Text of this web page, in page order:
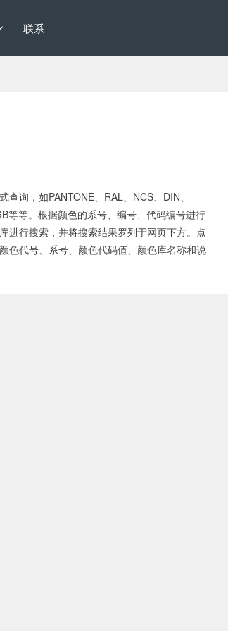
联系
询，如PANTONE、RAL、NCS、DIN、
等等。根据颜色的系号、编号、代码编号进行
进行搜索，并将搜索结果罗列于网页下方。点
色代号、系号、颜色代码值、颜色库名称和说